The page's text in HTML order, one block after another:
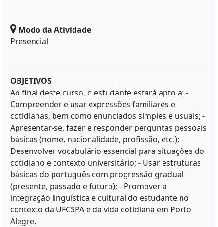
Modo da Atividade
Presencial
OBJETIVOS
Ao final deste curso, o estudante estará apto a: -
Compreender e usar expressões familiares e
cotidianas, bem como enunciados simples e usuais; -
Apresentar-se, fazer e responder perguntas pessoais
básicas (nome, nacionalidade, profissão, etc.); -
Desenvolver vocabulário essencial para situações do
cotidiano e contexto universitário; - Usar estruturas
básicas do português com progressão gradual
(presente, passado e futuro); - Promover a
integração linguística e cultural do estudante no
contexto da UFCSPA e da vida cotidiana em Porto
Alegre.